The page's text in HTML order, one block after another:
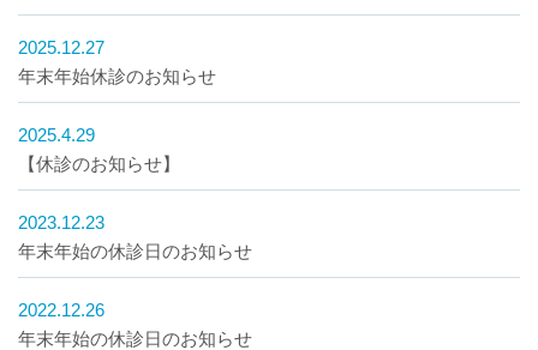
2025.12.27
年末年始休診のお知らせ
2025.4.29
【休診のお知らせ】
2023.12.23
年末年始の休診日のお知らせ
2022.12.26
年末年始の休診日のお知らせ